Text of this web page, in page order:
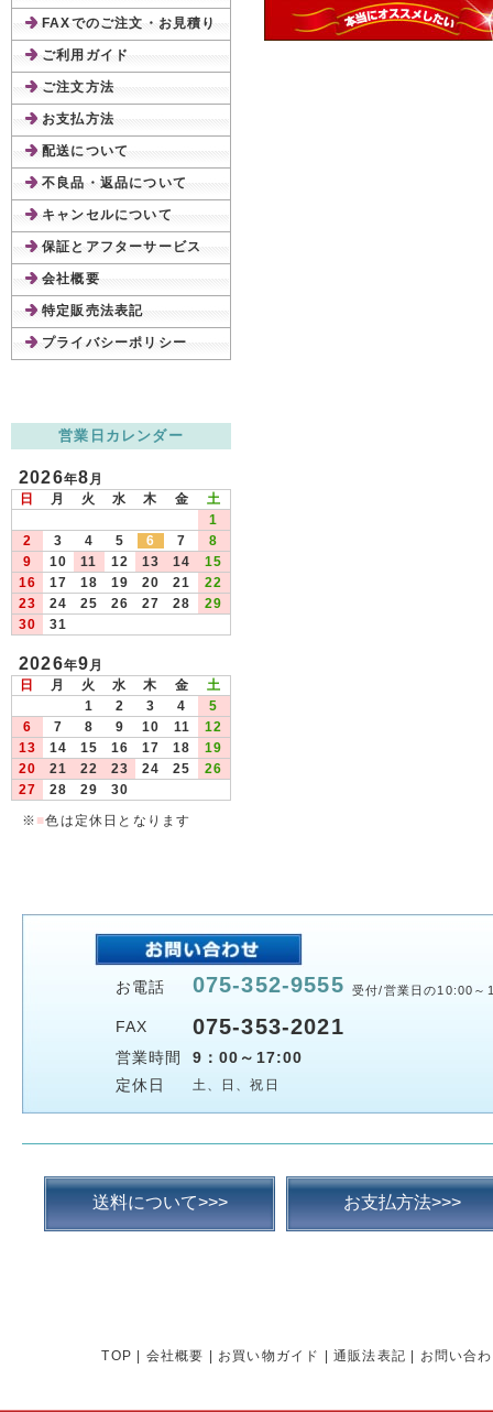
FAXでのご注文・お見積り
ご利用ガイド
ご注文方法
お支払方法
配送について
不良品・返品について
キャンセルについて
保証とアフターサービス
会社概要
特定販売法表記
プライバシーポリシー
営業日カレンダー
2026年8月
日
月 火 水 木 金
土
1
2
3 4 5 6 7
8
9
10 11 12 13 14
15
16
17 18 19 20 21
22
23
24 25 26 27 28
29
30
31
2026年9月
日
月 火 水 木 金
土
1
2 3 4
5
6
7 8 9 10 11
12
13
14 15 16 17 18
19
20
21 22 23 24 25
26
27
28 29
30
※ ■色は定休日となります
お電話 075-352-9555 受付/営業日の10:00～
FAX 075-353-2021
営業時間
9：00～17:00
定休日
土、日、祝日
送料について>>> お支払方法>>>
TOP 会社概要 お買い物ガイド 通販法表記 お問い合